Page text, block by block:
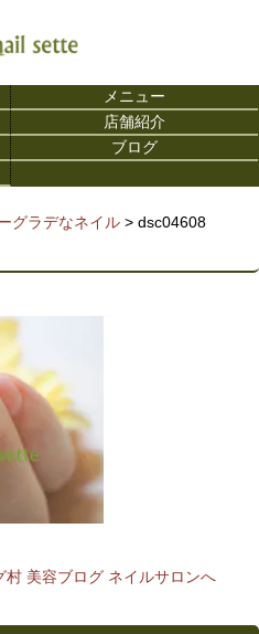
メニュー
店舗紹介
ブログ
グラデなネイル > dsc04608